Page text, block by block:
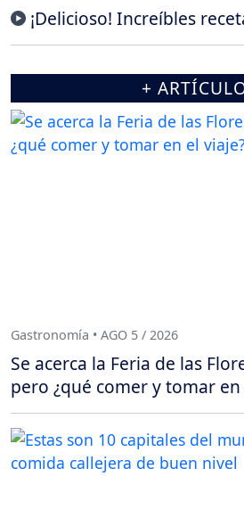
¡Delicioso! Increíbles
+
Gastronomía • AGO 5 / 2026
Se acerca la Feria de las
pero ¿qué comer y tomar en